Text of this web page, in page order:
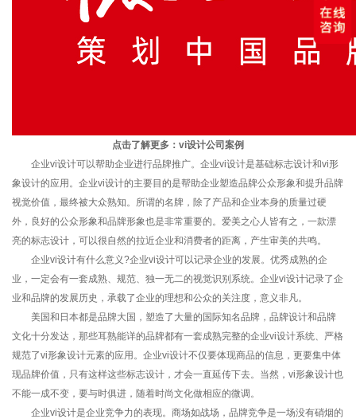
点击了解更多： vi设计公司案例
企业vi设计可以帮助企业进行品牌推广。企业vi设计是基础标志设计和vi形
象设计的应用。企业vi设计的主要目的是帮助企业塑造品牌公众形象和提升品牌
视觉价值，最终被大众熟知。所谓的名牌，除了产品和企业本身的质量过硬
外，良好的公众形象和品牌形象也是非常重要的。爱美之心人皆有之，一款漂
亮的标志设计，可以很自然的拉近企业和消费者的距离，产生审美的共鸣。
企业vi设计有什么意义?企业vi设计可以记录企业的发展。优秀成熟的企
业，一定会有一套成熟、规范、独一无二的视觉识别系统。企业vi设计记录了企
业和品牌的发展历史，承载了企业的理想和公众的关注度，意义非凡。
美国和日本都是品牌大国，塑造了大量的国际知名品牌，品牌设计和品牌
文化十分发达，那些耳熟能详的品牌都有一套成熟完整的企业vi设计系统、严格
规范了vi形象设计元素的应用。企业vi设计不仅要体现商品的信息，更要集中体
现品牌价值，只有这样这些标志设计，才会一直延传下去。当然，vi形象设计也
不能一成不变，要与时俱进，随着时尚文化做相应的微调。
企业vi设计是企业竞争力的表现。商场如战场，品牌竞争是一场没有硝烟的